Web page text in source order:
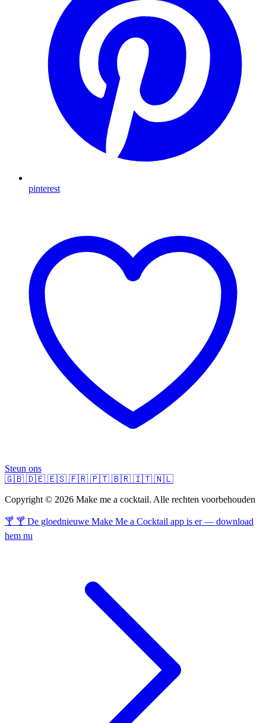
pinterest
Steun ons
🇬🇧 🇩🇪 🇪🇸 🇫🇷 🇵🇹 🇧🇷 🇮🇹 🇳🇱
Copyright © 2026 Make me a cocktail. Alle rechten voorbehouden
🍸 🍸 De gloednieuwe Make Me a Cocktail app is er — download
hem nu